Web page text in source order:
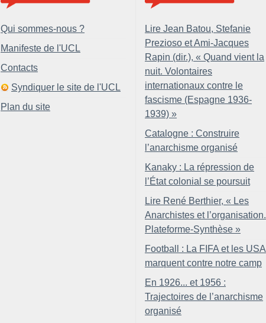
Qui sommes-nous ?
Manifeste de l'UCL
Contacts
Syndiquer le site de l'UCL
Plan du site
Lire Jean Batou, Stefanie
Prezioso et Ami-Jacques
Rapin (dir.), « Quand vient la
nuit. Volontaires
internationaux contre le
fascisme (Espagne 1936-
1939) »
Catalogne : Construire
l’anarchisme organisé
Kanaky : La répression de
l’État colonial se poursuit
Lire René Berthier, « Les
Anarchistes et l’organisation.
Plateforme-Synthèse »
Football : La FIFA et les USA
marquent contre notre camp
En 1926... et 1956 :
Trajectoires de l’anarchisme
organisé